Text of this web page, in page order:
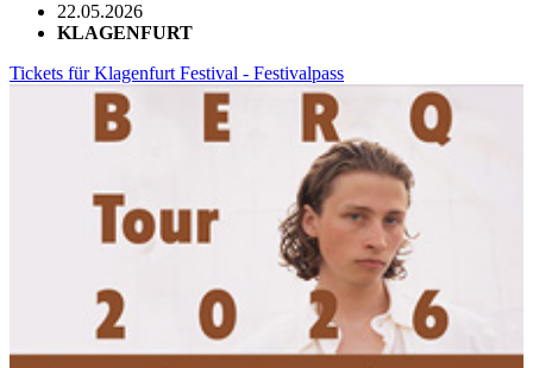
22.05.2026
KLAGENFURT
Tickets für Klagenfurt Festival - Festivalpass